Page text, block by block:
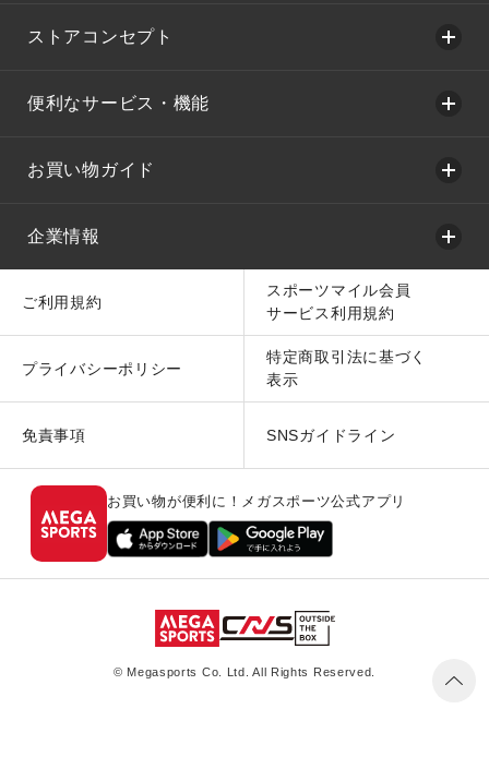
ストアコンセプト
便利なサービス・機能
お買い物ガイド
企業情報
ご利用規約
スポーツマイル会員
サービス利用規約
プライバシーポリシー
特定商取引法に基づく
表示
免責事項 SNSガイドライン
お買い物が便利に！メガスポーツ公式アプリ
© Megasports Co. Ltd. All Rights Reserved.